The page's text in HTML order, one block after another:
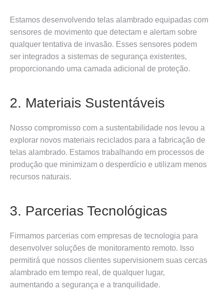
Estamos desenvolvendo telas alambrado equipadas com
sensores de movimento que detectam e alertam sobre
qualquer tentativa de invasão. Esses sensores podem
ser integrados a sistemas de segurança existentes,
proporcionando uma camada adicional de proteção.
2. Materiais Sustentáveis
Nosso compromisso com a sustentabilidade nos levou a
explorar novos materiais reciclados para a fabricação de
telas alambrado. Estamos trabalhando em processos de
produção que minimizam o desperdício e utilizam menos
recursos naturais.
3. Parcerias Tecnológicas
Firmamos parcerias com empresas de tecnologia para
desenvolver soluções de monitoramento remoto. Isso
permitirá que nossos clientes supervisionem suas cercas
alambrado em tempo real, de qualquer lugar,
aumentando a segurança e a tranquilidade.